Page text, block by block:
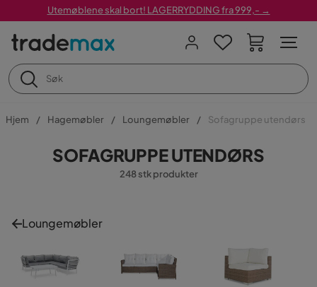
Utemøblene skal bort! LAGERRYDDING fra 999,- →
Hjem Hagemøbler Loungemøbler Sofagruppe utendørs
SOFAGRUPPE UTENDØRS
248 stk produkter
Loungemøbler